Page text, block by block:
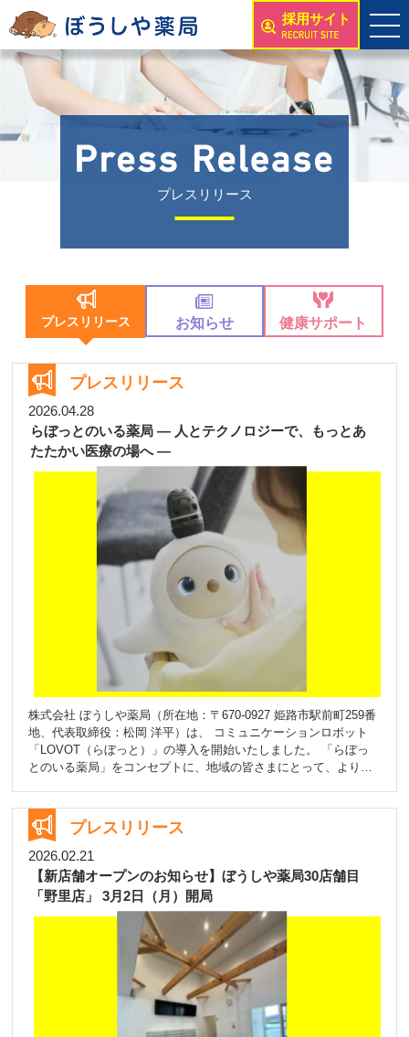
採用サイト
プレスリリース
プレスリリース お知らせ 健康サポート
プレスリリース
2026.04.28
らぼっとのいる薬局 ― 人とテクノロジーで、もっとあ
たたかい医療の場へ ―
株式会社 ぼうしや薬局（所在地：〒670-0927 姫路市駅前町259番
地、代表取締役：松岡 洋平）は、 コミュニケーションロボット
「LOVOT（らぼっと）」の導入を開始いたしました。 「らぼっ
とのいる薬局」をコンセプトに、地域の皆さまにとって、より親
ぐ』。 当社では「スタッフの一員」として位置づけ、1カ月ごと
に各店舗を異動しながら、スタッフや来局者の皆さまと日々を共
にしています。 LOVOTは、一体ごとに異なる個性を持ち、ふれ
あいを通じて成長するロボットです。 抱き上げると温かく、名前
を呼ぶと駆け寄ってくるなど、まるで生きているかのような豊か
な感情表現が特長です。 50以上のセンサーと高度なAI技術によ
り、人の顔を認識し、接する人との関係性を学習しながら変化し
うな価値提供を目指します。 ・待ち時間のストレス軽減 ・お子さ
まや高齢者の方とのコミュニケーションのきっかけづくり ・薬局
という場への心理的ハードルの低減 薬局は「薬を受け取る場所」
であると同時に、「地域の健康を支える拠点」であると私たちは
プレスリリース
2026.02.21
【新店舗オープンのお知らせ】ぼうしや薬局30店舗目
「野里店」 3月2日（月）開局